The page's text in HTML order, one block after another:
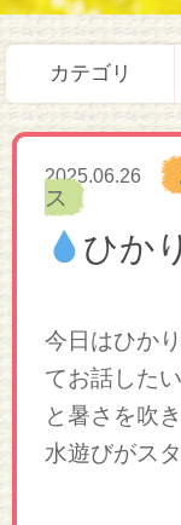
カテゴリ
2025.06.26
ス
ひか
今日はひか
てお話した
と暑さを吹
水遊びがス